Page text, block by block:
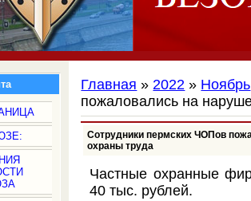
Главная »2022 » Ноябрь
пожаловались на
Сотрудники пермских ЧОПов
охраны труда
Частные охранные
40 тыс. рублей.